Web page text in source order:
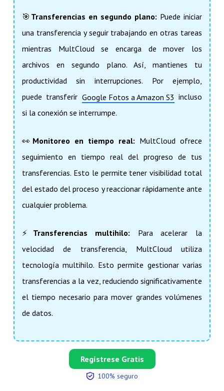
🎯 Transferencias en segundo plano: Puede iniciar
una transferencia y seguir trabajando en otras tareas
mientras MultCloud se encarga de mover los
archivos en segundo plano. Así, mantienes tu
productividad sin interrupciones. Por ejemplo,
puede transferir Google Fotos a Amazon S3 incluso
si la conexión se interrumpe.
👀 Monitoreo en tiempo real: MultCloud ofrece
seguimiento en tiempo real del progreso de tus
transferencias. Esto le permite tener visibilidad total
del estado del proceso y reaccionar rápidamente ante
cualquier problema.
⚡ Transferencias multihilo: Para acelerar la
velocidad de transferencia, MultCloud utiliza
tecnología multihilo. Esto permite gestionar varias
transferencias a la vez, reduciendo significativamente
el tiempo necesario para mover grandes volúmenes
de datos.
Regístrese Gratis
100% seguro